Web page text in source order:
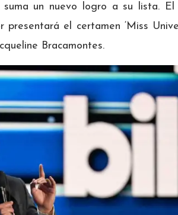
suma un nuevo logro a su lista. El
presentará el certamen ‘Miss
Bracamontes.